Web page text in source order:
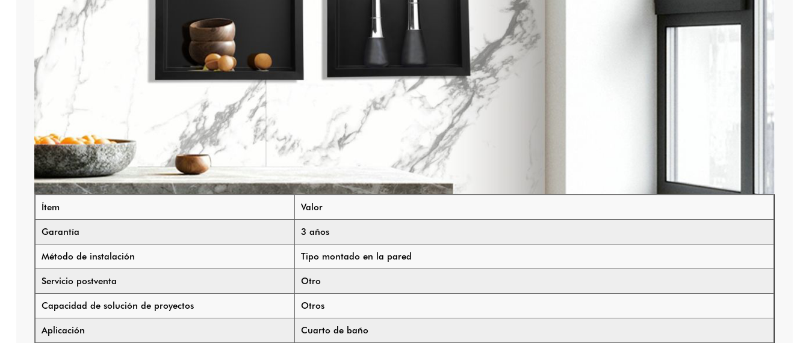
Ítem Valor
Garantía 3 años
Método de instalación Tipo montado en la pared
Servicio postventa Otro
Capacidad de solución de proyectos Otros
Aplicación Cuarto de baño